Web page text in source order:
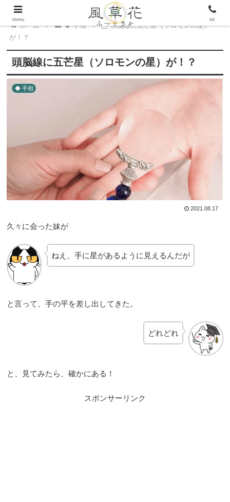
ホーム ◆ 手相
頭脳線に五芒星（ソロモンの星）
が！？
頭脳線に五芒星（ソロモンの星）が！？
◆ 手相
2021.08.17
久々に会った妹が
ねえ、手に星があるように見えるんだが
と言って、手の平を差し出してきた。
どれどれ
と、見てみたら、確かにある！
スポンサーリンク
menu tel